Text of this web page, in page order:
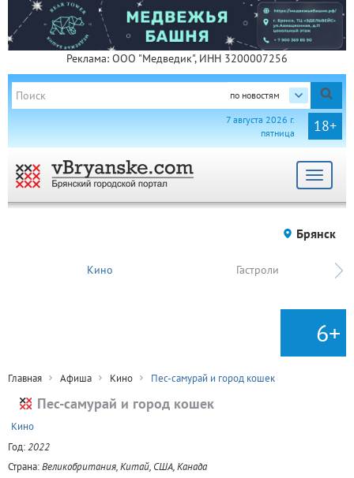
Реклама: ООО "Медведик", ИНН 3200007256
по новостям
18+
7 августа 2026 г.
пятница
Toggle
Брянск
Кино Гастроли
6+
Главная Афиша Кино Пес-самурай и город кошек
Пес-самурай и город кошек
Кино
Год:2022
Страна:Великобритания, Китай, США, Канада